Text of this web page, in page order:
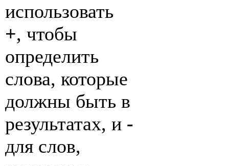
использовать
+, чтобы
определить
слова, которые
должны быть в
результатах, и -
для слов,